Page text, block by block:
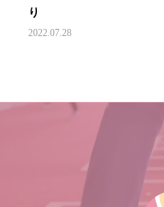
り
2022.07.28